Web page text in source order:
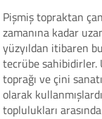
Pişmiş topraktan
zamanına kadar
yüzyıldan itibaren
tecrübe sahibidirler.
toprağı ve çini
olarak
toplulukları